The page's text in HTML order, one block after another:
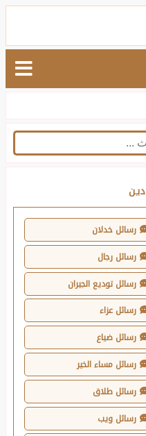
دين
رسائل خدلان
رسائل رجال
رسائل توديع الجيران
رسائل عزاء
رسائل ضياع
رسائل مساء الخير
رسائل طلاق
رسائل ويب